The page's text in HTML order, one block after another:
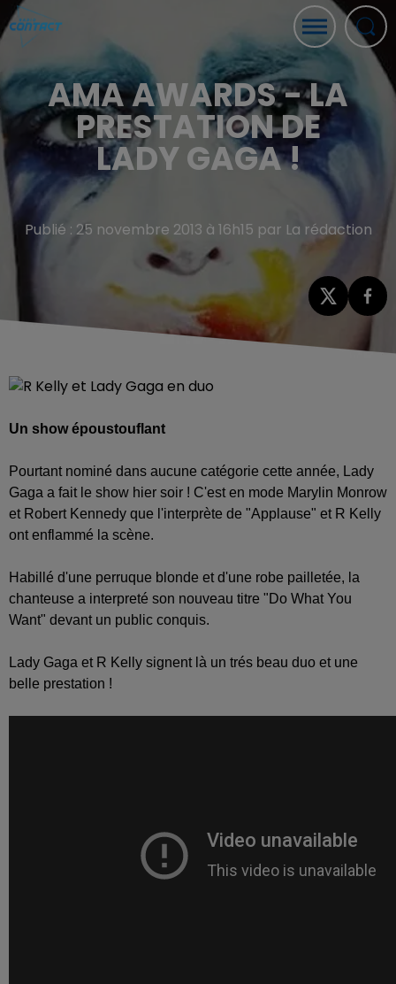
AMA AWARDS - LA
PRESTATION DE
LADY GAGA !
Publié : 25 novembre 2013 à 16h15 par La rédaction
Un show époustouflant
Pourtant nominé dans aucune catégorie cette année, Lady
Gaga a fait le show hier soir ! C'est en mode Marylin Monrow
et Robert Kennedy que l'interprète de "Applause" et R Kelly
ont enflammé la scène.
Habillé d'une perruque blonde et d'une robe pailletée, la
chanteuse a interpreté son nouveau titre "Do What You
Want" devant un public conquis.
Lady Gaga et R Kelly signent là un trés beau duo et une
belle prestation !